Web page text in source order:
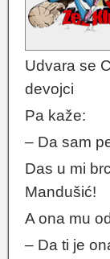
Udvara se
devojci
Pa kaže:
– Da sam
Das u mi
Mandušić!
A ona mu
– Da ti je